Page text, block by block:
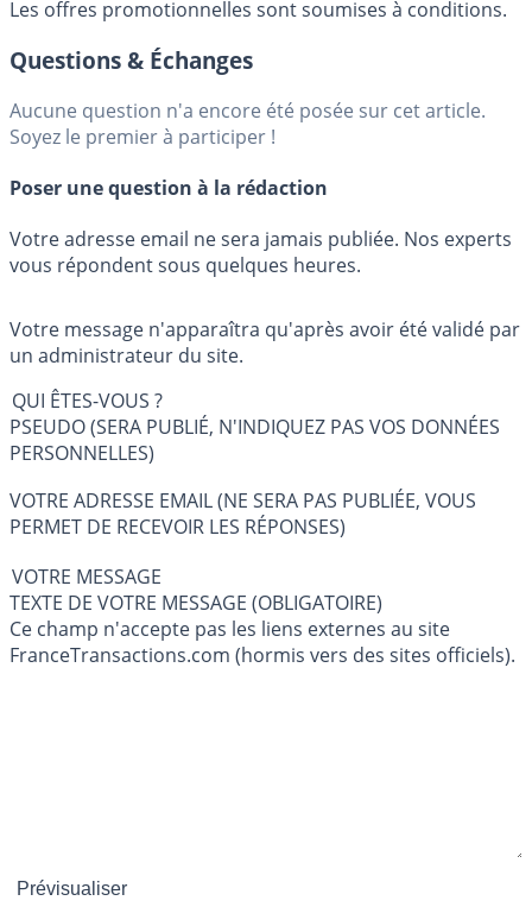
Les offres promotionnelles sont soumises à conditions.
Questions & Échanges
Aucune question n'a encore été posée sur cet article.
Soyez le premier à participer !
Poser une question à la rédaction
Votre adresse email ne sera jamais publiée. Nos experts
vous répondent sous quelques heures.
Votre message n'apparaîtra qu'après avoir été validé par
un administrateur du site.
QUI ÊTES-VOUS ?
PSEUDO (SERA PUBLIÉ, N'INDIQUEZ PAS VOS DONNÉES
PERSONNELLES)
VOTRE ADRESSE EMAIL (NE SERA PAS PUBLIÉE, VOUS
PERMET DE RECEVOIR LES RÉPONSES)
VOTRE MESSAGE
TEXTE DE VOTRE MESSAGE (OBLIGATOIRE)
Ce champ n'accepte pas les liens externes au site
FranceTransactions.com (hormis vers des sites officiels).